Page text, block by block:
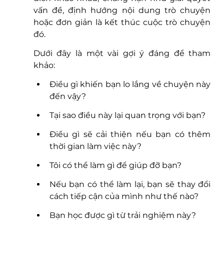
vấn đề, định hướng nội dung trò chuyện
hoặc đơn giản là kết thúc cuộc trò chuyện
đó.
Dưới đây là một vài gợi ý đáng để tham
khảo:
Điều gì khiến bạn lo lắng về chuyện này
đến vậy?
Tại sao điều này lại quan trọng với bạn?
Điều gì sẽ cải thiện nếu bạn có thêm
thời gian làm việc này?
Tôi có thể làm gì để giúp đỡ bạn?
Nếu bạn có thể làm lại, bạn sẽ thay đổi
cách tiếp cận của mình như thế nào?
Bạn học được gì từ trải nghiệm này?